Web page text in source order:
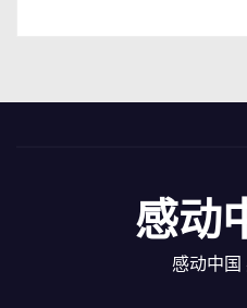
感动
感动中国